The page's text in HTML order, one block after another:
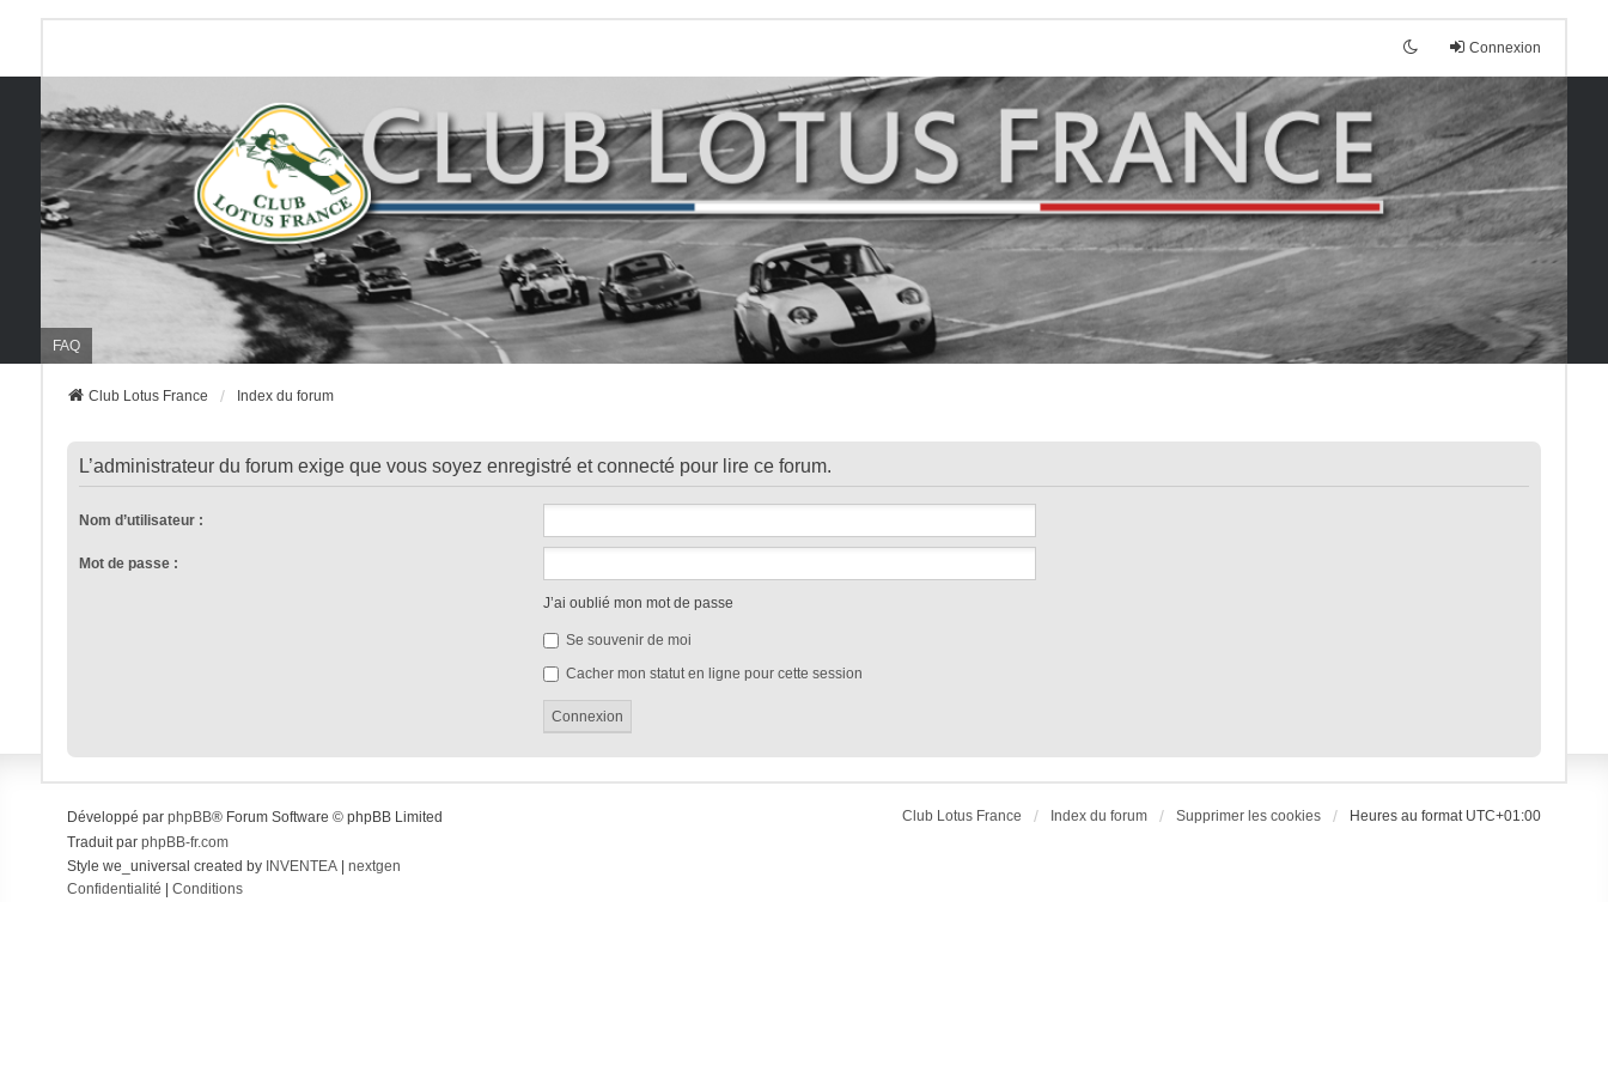
Connexion
FAQ
Club Lotus France Index du forum
L’administrateur du forum exige que vous soyez enregistré et connecté pour lire ce forum.
Nom d’utilisateur :
Mot de passe :
J’ai oublié mon mot de passe
Se souvenir de moi
Cacher mon statut en ligne pour cette session
Club Lotus France Index du forum Supprimer les cookies Heures au format UTC+01:00
Développé par phpBB® Forum Software © phpBB Limited
Traduit par phpBB-fr.com
Style we_universal created by INVENTEA| nextgen
Confidentialité
Conditions